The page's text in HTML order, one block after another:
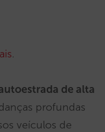
.
de alta
profundas
veículos de